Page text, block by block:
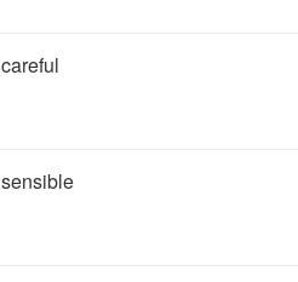
careful
sensible